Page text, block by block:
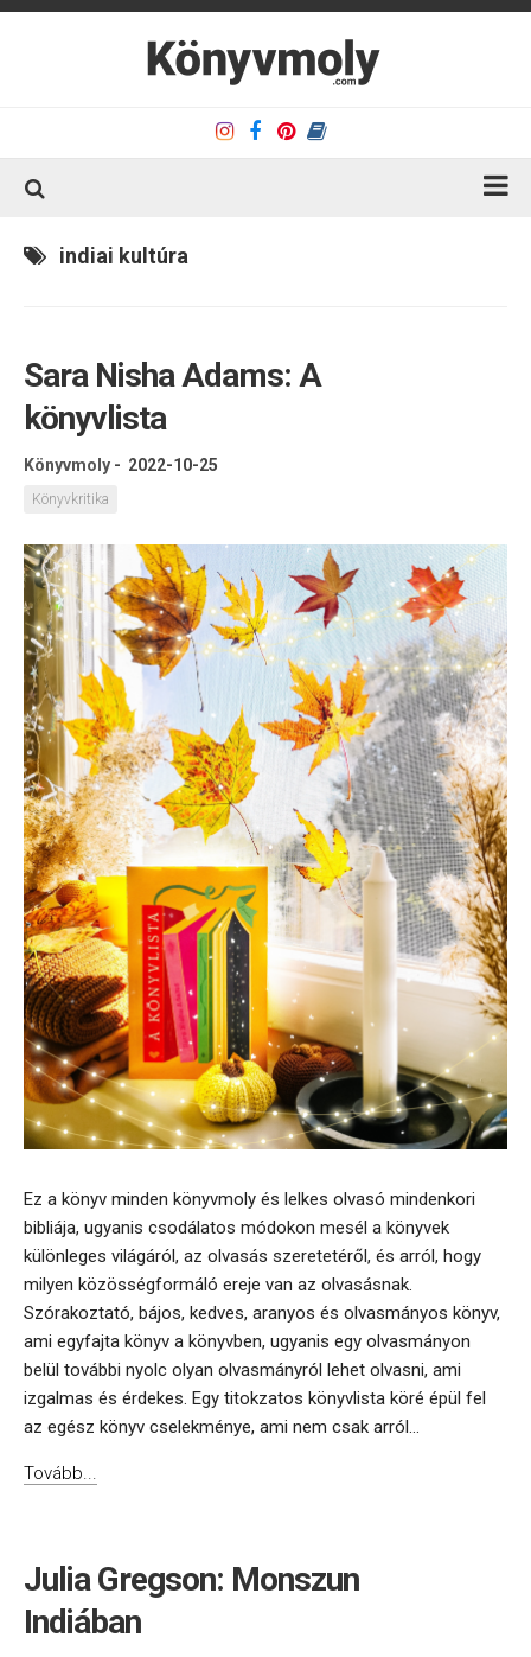
Kapcsolat
Olvasó sarok
Könyveim
Rólam
indiai kultúra
Sara Nisha Adams: A
könyvlista
Könyvmoly - 2022-10-25
Könyvkritika
Ez a könyv minden könyvmoly és lelkes olvasó mindenkori
bibliája, ugyanis csodálatos módokon mesél a könyvek
különleges világáról, az olvasás szeretetéről, és arról, hogy
milyen közösségformáló ereje van az olvasásnak.
Szórakoztató, bájos, kedves, aranyos és olvasmányos könyv,
ami egyfajta könyv a könyvben, ugyanis egy olvasmányon
belül további nyolc olyan olvasmányról lehet olvasni, ami
izgalmas és érdekes. Egy titokzatos könyvlista köré épül fel
az egész könyv cselekménye, ami nem csak arról...
Tovább...
Julia Gregson: Monszun
Indiában